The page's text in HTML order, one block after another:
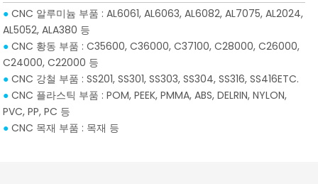
●CNC 알루미늄 부품 : AL6061, AL6063, AL6082, AL7075, AL2024,
AL5052, ALA380 등
●CNC 황동 부품 : C35600, C36000, C37100, C28000, C26000,
C24000, C22000 등
●CNC 강철 부품 : SS201, SS301, SS303, SS304, SS316, SS416ETC.
●CNC 플라스틱 부품 : POM, PEEK, PMMA, ABS, DELRIN, NYLON,
PVC, PP, PC 등
●CNC 목재 부품 : 목재 등